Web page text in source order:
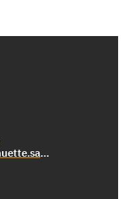
www.wogbachtal-huette.saarland